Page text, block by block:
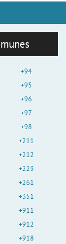
+94
+95
+96
+97
+98
+211
+212
+223
+261
+351
+911
+912
+918